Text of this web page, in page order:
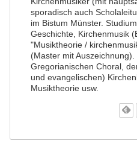
sporadisch auch
im Bistum Münster.
Geschichte, Kirchenmusik
"Musiktheorie /
(Master mit
Gregorianischen Choral,
und evangelischen)
Musiktheorie usw.